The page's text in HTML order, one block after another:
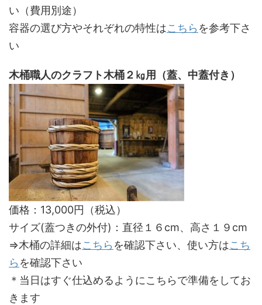
い（費用別途）
容器の選び方やそれぞれの特性はこちら を参考下さ
い
木桶職人のクラフト木桶２㎏用（蓋、中蓋付き）
価格：13,000円（税込）
サイズ(蓋つきの外付)：直径１６cm、高さ１９cm
⇒木桶の詳細はこちら を確認下さい、使い方はこち
ら を確認下さい
＊当日はすぐ仕込めるようにこちらで準備をしてお
きます